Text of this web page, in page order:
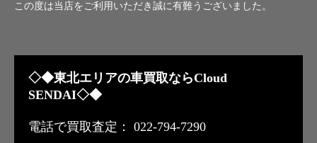
この度は当店をご利用いただき誠に有難うございました。
◇◆東北エリアの車買取ならCloud
SENDAI◇◆
電話で買取査定： 022-794-7290